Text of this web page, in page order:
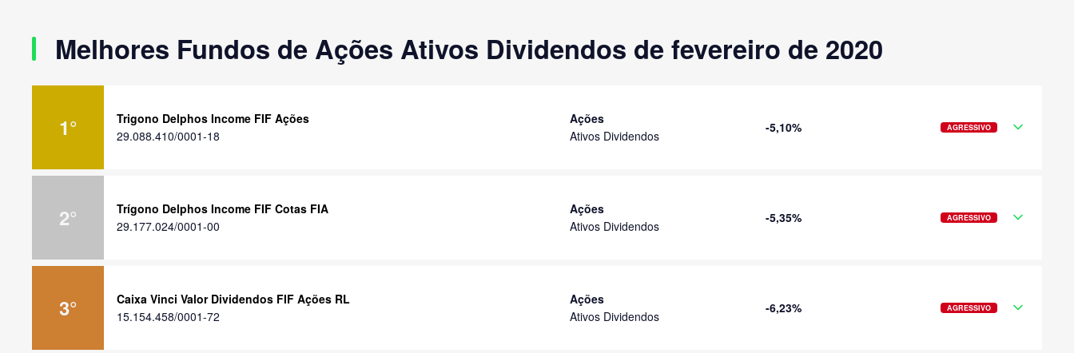
Melhores Fundos de Ações Ativos Dividendos de fevereiro de 2020
1°
Trigono Delphos Income FIF Ações
29.088.410/0001-18
Ações
Ativos Dividendos
-5,10% AGRESSIVO
2°
Trígono Delphos Income FIF Cotas FIA
29.177.024/0001-00
Ações
Ativos Dividendos
-5,35% AGRESSIVO
3°
Caixa Vinci Valor Dividendos FIF Ações RL
15.154.458/0001-72
Ações
Ativos Dividendos
-6,23% AGRESSIVO